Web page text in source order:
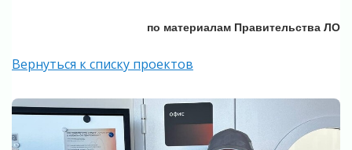
по материалам Правительства ЛО
Вернуться к списку проектов